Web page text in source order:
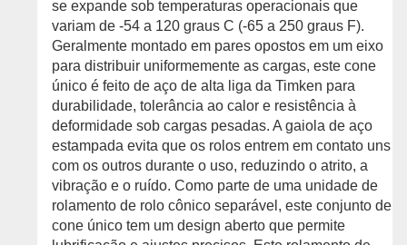
se expande sob temperaturas operacionais que
variam de -54 a 120 graus C (-65 a 250 graus F).
Geralmente montado em pares opostos em um eixo
para distribuir uniformemente as cargas, este cone
único é feito de aço de alta liga da Timken para
durabilidade, tolerância ao calor e resistência à
deformidade sob cargas pesadas. A gaiola de aço
estampada evita que os rolos entrem em contato uns
com os outros durante o uso, reduzindo o atrito, a
vibração e o ruído. Como parte de uma unidade de
rolamento de rolo cônico separável, este conjunto de
cone único tem um design aberto que permite